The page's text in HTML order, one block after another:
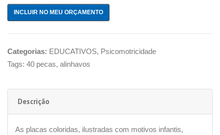
INCLUIR NO MEU ORÇAMENTO
Categorias: EDUCATIVOS, Psicomotricidade
Tags: 40 pecas, alinhavos
Descrição
As placas coloridas, ilustradas com motivos infantis,